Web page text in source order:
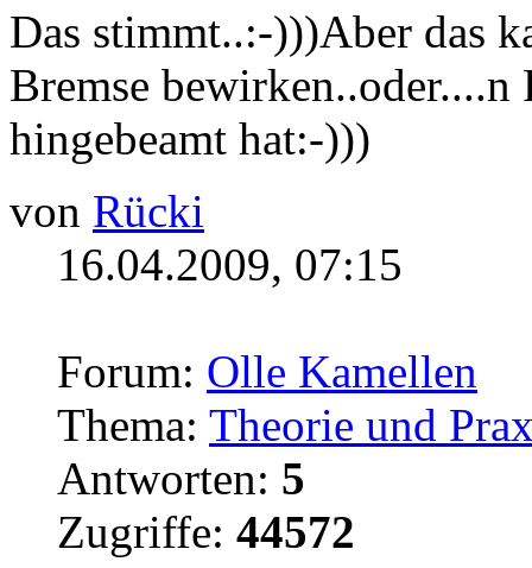
Das stimmt..:-)))Aber das
Bremse bewirken..oder....n
hingebeamt hat:-)))
von Rücki
16.04.2009, 07:15
Forum: Olle Kamellen
Thema: Theorie und
Antworten: 5
Zugriffe: 44572